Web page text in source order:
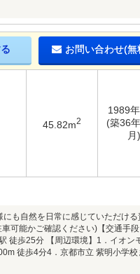
お問い合わせ(無
45.82m2
1989
(築36
月)
も自然を日常に感じていただける
可能かご確認ください)【交通手段
徒歩25分 【周辺環境】1．イオン
徒歩4分4．京都市立 紫明小学校